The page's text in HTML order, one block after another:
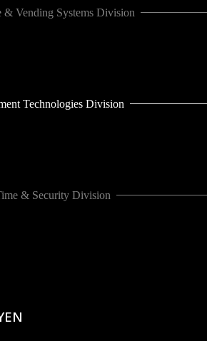
& Vending Systems Division
Technologies Division
& Security Division